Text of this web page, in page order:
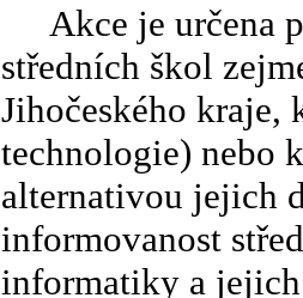
Akce je určena
středních škol
Jihočeského kraje,
technologie) nebo
alternativou jejich
informovanost
informatiky a